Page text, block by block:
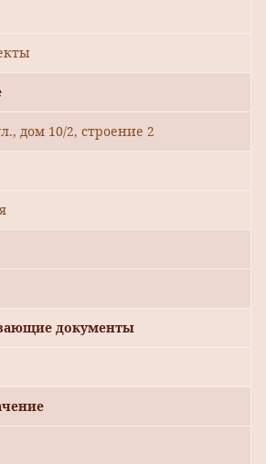
дом 10/2, строение 2
документы